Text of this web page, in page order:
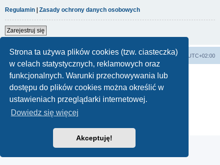
Strona ta używa plików cookies (tzw. ciasteczka)
w celach statystycznych, reklamowych oraz
funkcjonalnych. Warunki przechowywania lub
dostępu do plików cookies można określić w
ustawieniach przeglądarki internetowej.
Dowiedz się więcej
Akceptuję!
Regulamin | Zasady ochrony danych osobowych
Zarejestruj się
Forum Bike Łódź - Forum Rowerowe Łódź - Forum Szosowe - Forum MTB Strona Główna Strefa czasowa UTC+02:00
Linki partnerskie: strony www lodz ,Fotografia Analogowa
Polski pakiet językowy dostarcza